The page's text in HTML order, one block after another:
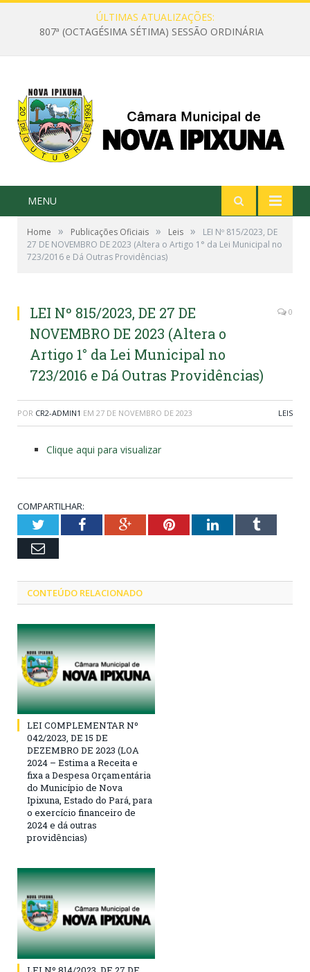
ÚLTIMAS ATUALIZAÇÕES:
807ª (OCTAGÉSIMA SÉTIMA) SESSÃO ORDINÁRIA
MENU
Home » Publicações Oficiais » Leis »
LEI Nº 815/2023, DE
27 DE NOVEMBRO DE 2023 (Altera o Artigo 1° da Lei Municipal no
723/2016 e Dá Outras Providências)
LEI Nº 815/2023, DE 27 DE
NOVEMBRO DE 2023 (Altera o
Artigo 1° da Lei Municipal no
723/2016 e Dá Outras Providências)
0
POR CR2-ADMIN1 EM 27 DE NOVEMBRO DE 2023 LEIS
Clique aqui para visualizar
COMPARTILHAR:
TwitterFacebookGoogle+PinterestLinkedInTumblr
Email
CONTEÚDO RELACIONADO
LEI COMPLEMENTAR Nº
042/2023, DE 15 DE
DEZEMBRO DE 2023 (LOA
2024 – Estima a Receita e
fixa a Despesa Orçamentária
do Município de Nova
Ipixuna, Estado do Pará, para
o exercício financeiro de
2024 e dá outras
providências)